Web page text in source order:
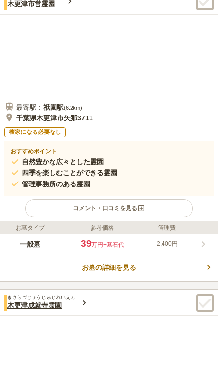
木更津市営霊園
最寄駅： 祇園駅(6.2km)
千葉県木更津市矢那3711
檀家になる必要なし
おすすめポイント
自然豊かな広々とした霊園
四季を楽しむことができる霊園
管理事務所のある霊園
コメント・口コミを見る
ライフドット編集部のコメント
日東交通バス「鎌足中郷」バス停から徒歩約8分の木更津市営霊
水くみ場や休憩所などもあり、ゆっくりとお墓参りをすることが
車場も完備されているので、車でのお参りを希望される方にもお
すすめです。
口コミ評価
みんなの評価
ほぼ山の中にあるので周りにお店はなくロウソクや花、供物は事
お墓タイプ 参考価格 管理費
一般墓 39万円+墓石代 2,400円
お墓の詳細を見る
きさらづじょうじゅじれいえん
木更津成就寺霊園